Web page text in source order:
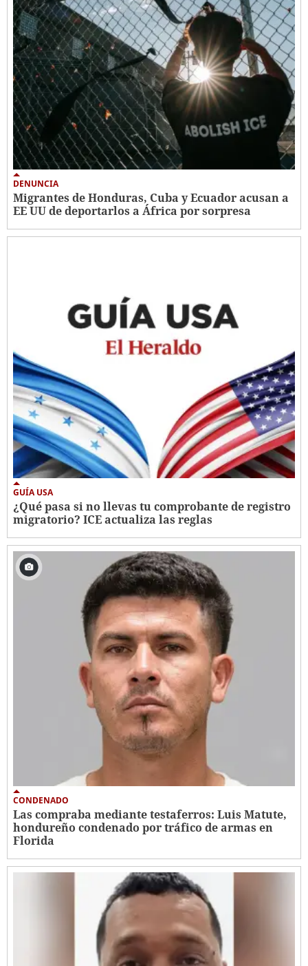
DENUNCIA
Migrantes de Honduras, Cuba y Ecuador acusan a
EE UU de deportarlos a África por sorpresa
GUÍA USA
¿Qué pasa si no llevas tu comprobante de registro
migratorio? ICE actualiza las reglas
CONDENADO
Las compraba mediante testaferros: Luis Matute,
hondureño condenado por tráfico de armas en
Florida